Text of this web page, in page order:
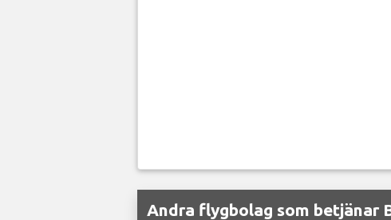
Andra flygbolag som betjänar